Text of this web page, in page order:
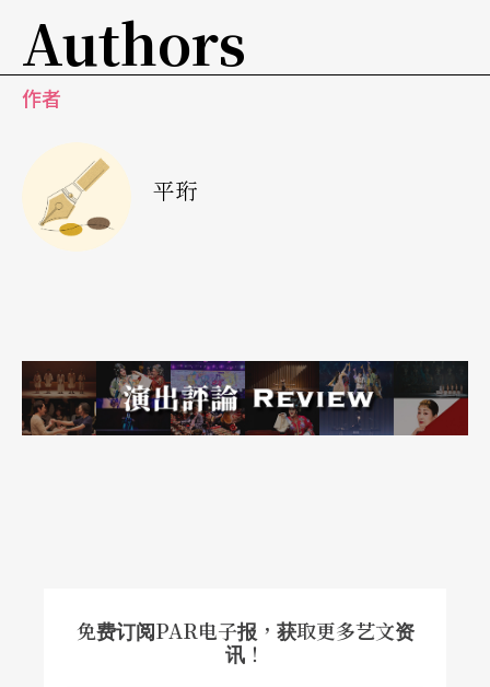
婆」养成班。从完成一份企画书，初步整合节目、
行销、会计等区块，到相互检查，充当彼此的读
者，把对节目规画的叙述再三沙盘演练，为的就是
机率；其中如果还可以有位细心的「找碴者」，专
门来校对挑错、检查用词是否得当，并调整统一格
相较于企画书的文字处理，做现场报告的简报，更
是需要表演艺术中的高手「鸡婆」们通力合作，因
为文稿、画面和听众都是重要而不可轻忽的环节。
入动画？动画的长度如何拿捏？都必经一次又一次
Authors
作者
平珩
免费订阅PAR电子报，获取更多艺文资
讯！